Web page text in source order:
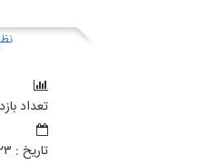
تعداد
تاريخ : ۲۳ خرداد ۱۴۰۲